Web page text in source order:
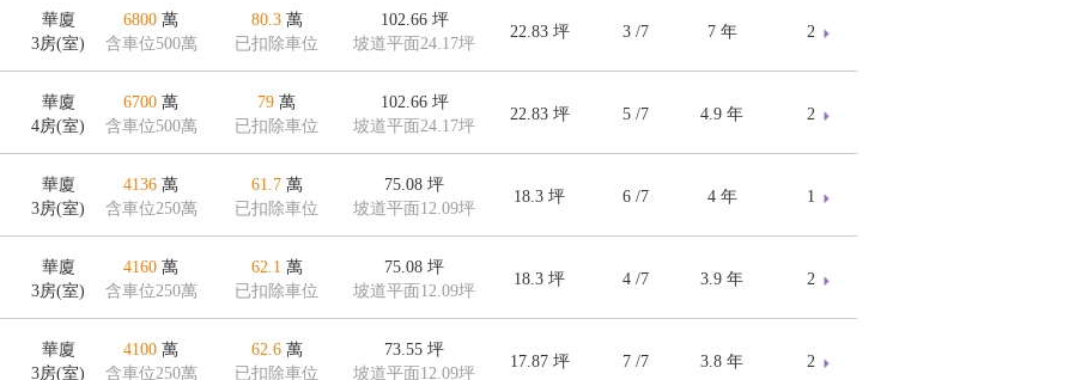
華廈
3房(室)
6800 萬
含車位500萬
80.3萬
已扣除車位
102.66坪
坡道平面24.17坪
22.83 坪 3 /7 7 年 2
華廈
4房(室)
6700 萬
含車位500萬
79 萬
已扣除車位
102.66坪
坡道平面24.17坪
22.83 坪 5 /7 4.9 年 2
華廈
3房(室)
4136 萬
含車位250萬
61.7萬
已扣除車位
75.08 坪
坡道平面12.09坪
18.3 坪 6 /7 4 年 1
華廈
3房(室)
4160 萬
含車位250萬
62.1 萬
已扣除車位
75.08 坪
坡道平面12.09坪
18.3 坪 4 /7 3.9 年 2
華廈
3房(室)
4100 萬
含車位250萬
62.6萬
已扣除車位
73.55 坪
坡道平面12.09坪
17.87 坪 7 /7 3.8 年 2